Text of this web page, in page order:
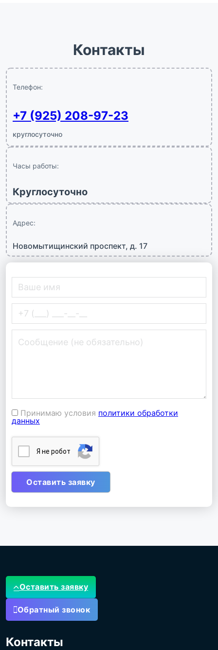
Контакты
Телефон:
+7 (925) 208-97-23
круглосуточно
Часы работы:
Круглосуточно
Адрес:
Новомытищинский проспект, д. 17
Принимаю условия политики обработки
данных
Я нe poбoт
Оставить заявку
Обратный звонок
Контакты